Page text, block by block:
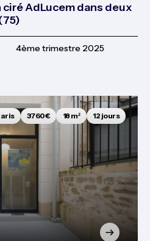
AdLucem dans deux
4ème trimestre 2025
3760€ 18 m² 12 jours